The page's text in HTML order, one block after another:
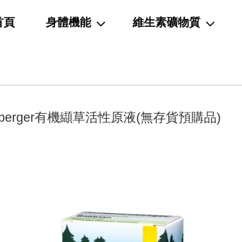
頁 身體機能 維生素礦物質
有機纈草活性原液(無存貨預購品)